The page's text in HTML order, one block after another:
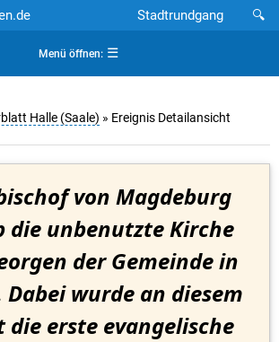
🔍
Stadtrundgang
Menü öffnen:☰
Halle (Saale) » Ereignis Detailansicht
von Magdeburg
die unbenutzte Kirche
der Gemeinde in
Dabei wurde an diesem
die erste evangelische